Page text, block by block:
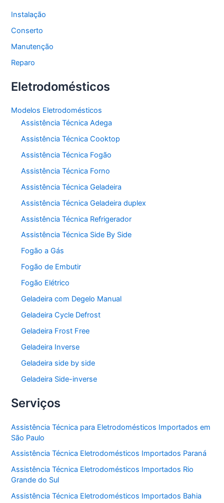
Instalação
Conserto
Manutenção
Reparo
Eletrodomésticos
Modelos Eletrodomésticos
Assistência Técnica Adega
Assistência Técnica Cooktop
Assistência Técnica Fogão
Assistência Técnica Forno
Assistência Técnica Geladeira
Assistência Técnica Geladeira duplex
Assistência Técnica Refrigerador
Assistência Técnica Side By Side
Fogão a Gás
Fogão de Embutir
Fogão Elétrico
Geladeira com Degelo Manual
Geladeira Cycle Defrost
Geladeira Frost Free
Geladeira Inverse
Geladeira side by side
Geladeira Side-inverse
Serviços
Assistência Técnica para Eletrodomésticos Importados em
São Paulo
Assistência Técnica Eletrodomésticos Importados Paraná
Assistência Técnica Eletrodomésticos Importados Rio
Grande do Sul
Assistência Técnica Eletrodomésticos Importados Bahia